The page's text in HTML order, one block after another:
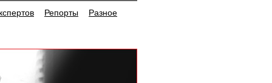
Репорты
Разное